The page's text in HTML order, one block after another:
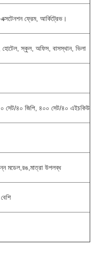
ফ্রেম, আর্কিট্রেভ।
হোটেল, স্কুল, অফিস, বাসস্থান, ভিলা
সেট/৪০ জিপি, ৪০০ সেট/৪০ এইচকিউ
মডেল,রঙ,মাত্রা উপলব্ধ